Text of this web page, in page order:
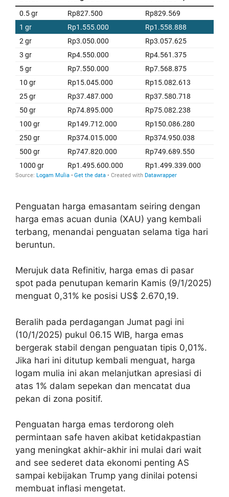
Penguatan harga emasantam seiring dengan
harga emas acuan dunia (XAU) yang kembali
terbang, menandai penguatan selama tiga hari
beruntun.
Merujuk data Refinitiv, harga emas di pasar
spot pada penutupan kemarin Kamis (9/1/2025)
menguat 0,31% ke posisi US$ 2.670,19.
Beralih pada perdagangan Jumat pagi ini
(10/1/2025) pukul 06.15 WIB, harga emas
bergerak stabil dengan penguatan tipis 0,01%.
Jika hari ini ditutup kembali menguat, harga
logam mulia ini akan melanjutkan apresiasi di
atas 1% dalam sepekan dan mencatat dua
pekan di zona positif.
Penguatan harga emas terdorong oleh
permintaan safe haven akibat ketidakpastian
yang meningkat akhir-akhir ini mulai dari wait
and see sederet data ekonomi penting AS
sampai kebijakan Trump yang dinilai potensi
membuat inflasi mengetat.